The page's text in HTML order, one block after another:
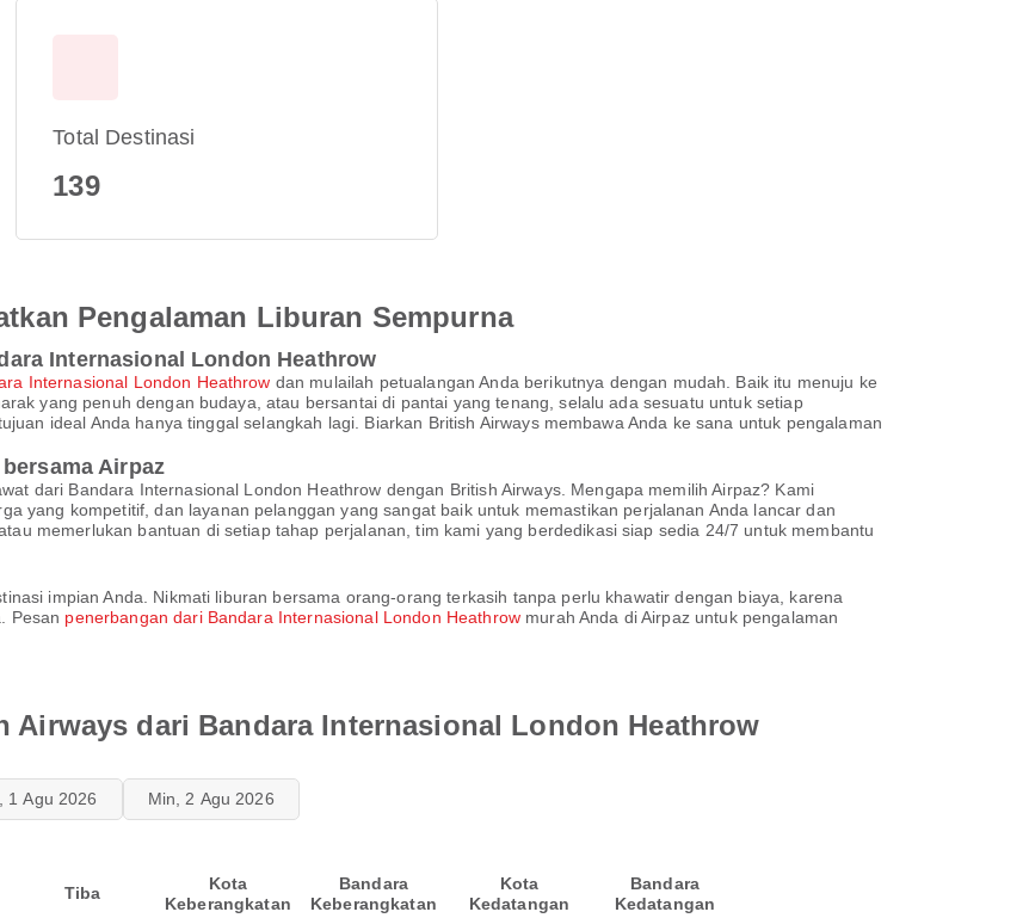
Total Destinasi
139
Pengalaman Liburan Sempurna
Internasional London Heathrow
Internasional London Heathrow dan mulailah petualangan Anda berikutnya dengan mudah. Baik itu menuju ke
yang penuh dengan budaya, atau bersantai di pantai yang tenang, selalu ada sesuatu untuk setiap
ideal Anda hanya tinggal selangkah lagi. Biarkan British Airways membawa Anda ke sana untuk pengalaman
Airpaz
dari Bandara Internasional London Heathrow dengan British Airways. Mengapa memilih Airpaz? Kami
yang kompetitif, dan layanan pelanggan yang sangat baik untuk memastikan perjalanan Anda lancar dan
memerlukan bantuan di setiap tahap perjalanan, tim kami yang berdedikasi siap sedia 24/7 untuk membantu
impian Anda. Nikmati liburan bersama orang-orang terkasih tanpa perlu khawatir dengan biaya, karena
Pesan penerbangan dari Bandara Internasional London Heathrowmurah Anda di Airpaz untuk pengalaman
Airways dari Bandara Internasional London Heathrow
1 Agu 2026 Min, 2 Agu 2026
Tiba
Kota
Keberangkatan
Bandara
Keberangkatan
Kota
Kedatangan
Bandara
Kedatangan